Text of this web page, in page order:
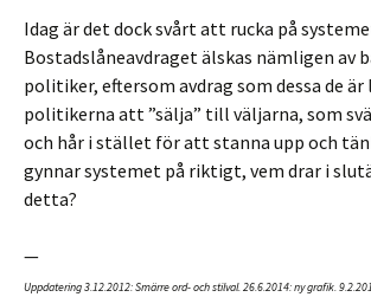
Idag är det dock svårt att rucka på
Bostadslåneavdraget älskas nämligen av
politiker, eftersom avdrag som dessa de
politikerna att ”sälja” till väljarna, som
och hår i stället för att stanna upp och
gynnar systemet på riktigt, vem drar i
detta?
—
Uppdatering 3.12.2012: Smärre ord- och stilval. 26.6.2014: ny grafik.